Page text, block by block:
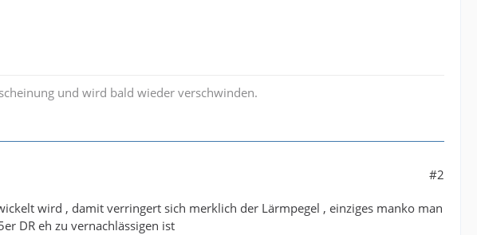
und wird bald wieder verschwinden.
#2
wird , damit verringert sich merklich der Lärmpegel , einziges manko man
DR eh zu vernachlässigen ist